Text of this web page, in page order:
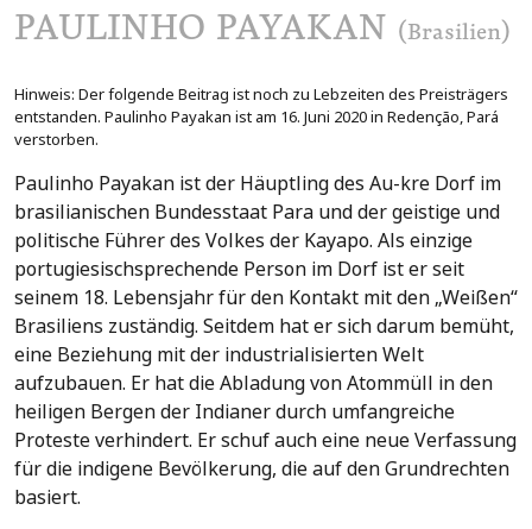
PAULINHO PAYAKAN (Brasilien)
Hinweis: Der folgende Beitrag ist noch zu Lebzeiten des Preisträgers
entstanden. Paulinho Payakan ist am 16. Juni 2020 in Redenção, Pará
verstorben.
Paulinho Payakan ist der Häuptling des Au-kre Dorf im
brasilianischen Bundesstaat Para und der geistige und
politische Führer des Volkes der Kayapo. Als einzige
portugiesischsprechende Person im Dorf ist er seit
seinem 18. Lebensjahr für den Kontakt mit den „Weißen“
Brasiliens zuständig. Seitdem hat er sich darum bemüht,
eine Beziehung mit der industrialisierten Welt
aufzubauen. Er hat die Abladung von Atommüll in den
heiligen Bergen der Indianer durch umfangreiche
Proteste verhindert. Er schuf auch eine neue Verfassung
für die indigene Bevölkerung, die auf den Grundrechten
basiert.